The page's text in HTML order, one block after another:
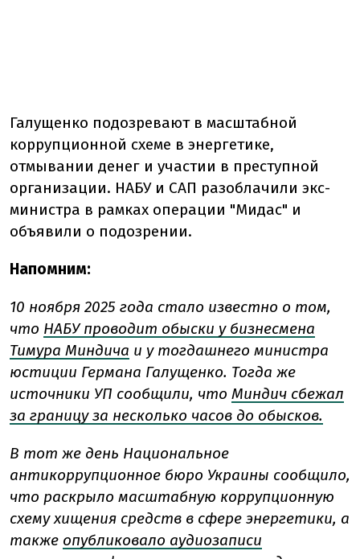
Галущенко подозревают в масштабной
коррупционной схеме в энергетике,
отмывании денег и участии в преступной
организации. НАБУ и САП разоблачили экс-
министра в рамках операции "Мидас" и
объявили о подозрении.
Напомним:
10 ноября 2025 года стало известно о том,
что НАБУ проводит обыски у бизнесмена
Тимура Миндича и у тогдашнего министра
юстиции Германа Галущенко. Тогда же
источники УП сообщили, что Миндич сбежал
за границу за несколько часов до обысков.
В тот же день Национальное
антикоррупционное бюро Украины сообщило,
что раскрыло масштабную коррупционную
схему хищения средств в сфере энергетики, а
также опубликовало аудиозаписи